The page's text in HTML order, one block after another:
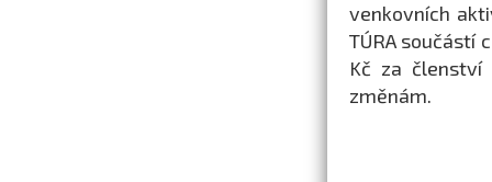
venkovních
TÚRA součástí
Kč za členství
změnám.